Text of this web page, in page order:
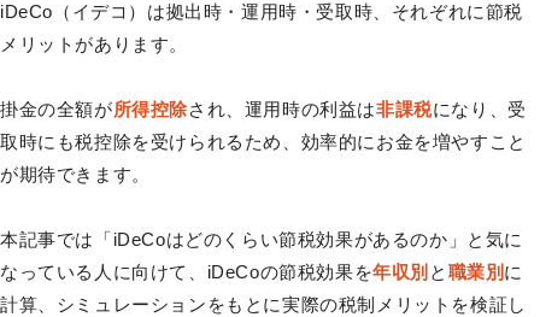
iDeCo（イデコ）は拠出時・運用時・受取時、それぞれに節税
メリットがあります。
掛金の全額が所得控除され、運用時の利益は非課税になり、受
取時にも税控除を受けられるため、効率的にお金を増やすこと
が期待できます。
本記事では「iDeCoはどのくらい節税効果があるのか」と気に
なっている人に向けて、iDeCoの節税効果を年収別 と 職業別 に
計算、シミュレーションをもとに実際の税制メリットを検証し